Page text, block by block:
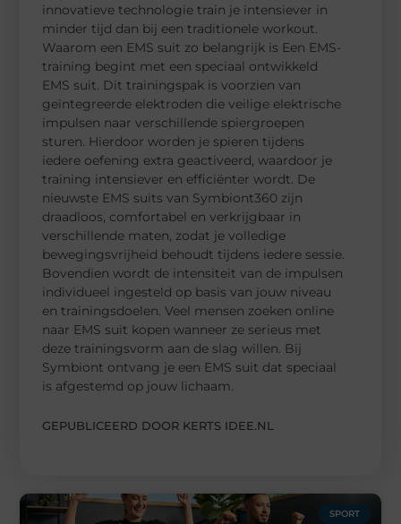
innovatieve technologie train je intensiever in
minder tijd dan bij een traditionele workout.
Waarom een EMS suit zo belangrijk is Een EMS-
training begint met een speciaal ontwikkeld
EMS suit. Dit trainingspak is voorzien van
geïntegreerde elektroden die veilige elektrische
impulsen naar verschillende spiergroepen
sturen. Hierdoor worden je spieren tijdens
iedere oefening extra geactiveerd, waardoor je
training intensiever en efficiënter wordt. De
nieuwste EMS suits van Symbiont360 zijn
draadloos, comfortabel en verkrijgbaar in
verschillende maten, zodat je volledige
bewegingsvrijheid behoudt tijdens iedere sessie.
Bovendien wordt de intensiteit van de impulsen
individueel ingesteld op basis van jouw niveau
en trainingsdoelen. Veel mensen zoeken online
naar EMS suit kopen wanneer ze serieus met
deze trainingsvorm aan de slag willen. Bij
Symbiont ontvang je een EMS suit dat speciaal
is afgestemd op jouw lichaam.
GEPUBLICEERD DOOR KERTS IDEE.NL
SPORT